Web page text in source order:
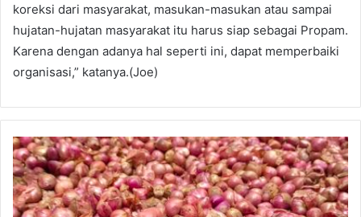
koreksi dari masyarakat, masukan-masukan atau sampai
hujatan-hujatan masyarakat itu harus siap sebagai Propam.
Karena dengan adanya hal seperti ini, dapat memperbaiki
organisasi,” katanya.(Joe)